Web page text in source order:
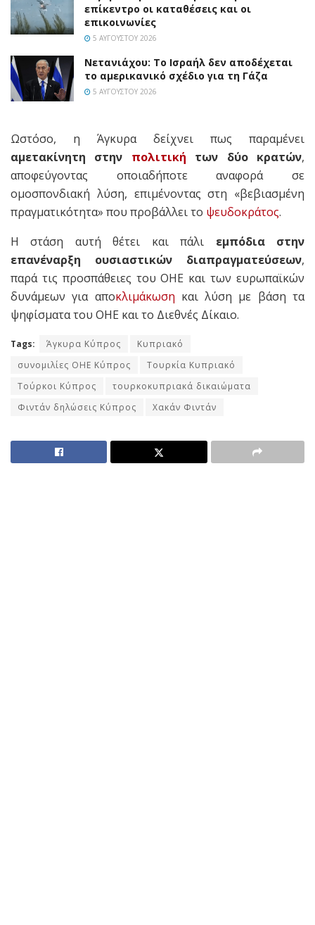
επίκεντρο οι καταθέσεις και οι
επικοινωνίες
5 ΑΥΓΟΎΣΤΟΥ 2026
Νετανιάχου: Το Ισραήλ δεν αποδέχεται
το αμερικανικό σχέδιο για τη Γάζα
5 ΑΥΓΟΎΣΤΟΥ 2026
Ωστόσο, η Άγκυρα δείχνει πως παραμένει
αμετακίνητη στην πολιτική των δύο κρατών,
αποφεύγοντας οποιαδήποτε αναφορά σε
ομοσπονδιακή λύση, επιμένοντας στη «βεβιασμένη
πραγματικότητα» που προβάλλει το ψευδοκράτος.
Η στάση αυτή θέτει και πάλι εμπόδια στην
επανέναρξη ουσιαστικών διαπραγματεύσεων,
παρά τις προσπάθειες του ΟΗΕ και των ευρωπαϊκών
δυνάμεων για αποκλιμάκωση και λύση με βάση τα
ψηφίσματα του ΟΗΕ και το Διεθνές Δίκαιο.
Tags: Άγκυρα Κύπρος
Κυπριακό
συνομιλίες ΟΗΕ Κύπρος
Τουρκία Κυπριακό
Τούρκοι Κύπρος
τουρκοκυπριακά δικαιώματα
Φιντάν δηλώσεις Κύπρος
Χακάν Φιντάν